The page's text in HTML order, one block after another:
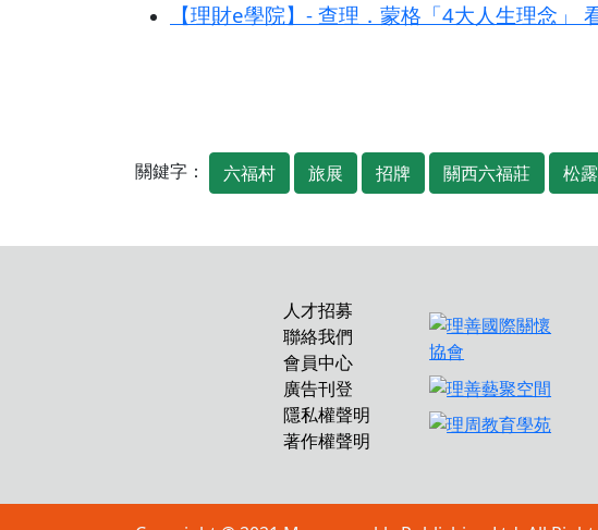
【理財e學院】- 查理．蒙格「4大人生理念」
關鍵字： 六福村 旅展 招牌 關西六福莊 松露
人才招募
聯絡我們
會員中心
廣告刊登
隱私權聲明
著作權聲明